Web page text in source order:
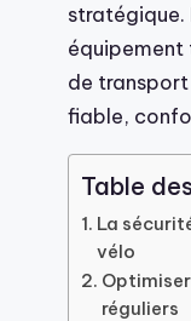
stratégique.
équipement
de
fiable,
Table
La
vélo
réguliers